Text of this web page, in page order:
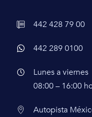
442 428 79 00
442 289 0100
Lunes a viernes
08:00 – 16:00
Autopista